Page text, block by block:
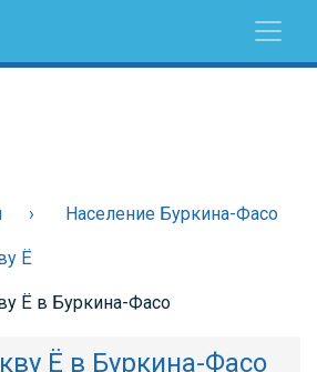
Население Буркина-Фасо
Ё
Ё в Буркина-Фасо
Ё в Буркина-Фасо